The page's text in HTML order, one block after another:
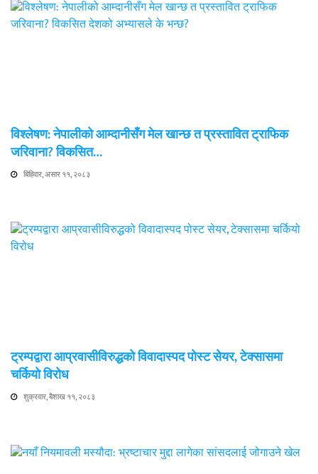
विश्लेषण: नेपालीको आम्दानीसँग मेल खान्छ त प्रस्तावित ट्राफिक
जरिवाना? विकसित…
बिहिवार, असार ११, २०८३
ट्रम्पद्वारा आप्रवासीविरुद्धको विवादास्पद पोस्ट सेयर, टेक्सासमा
चर्कियो विरोध
शुक्रवार, बैशाख ११, २०८३